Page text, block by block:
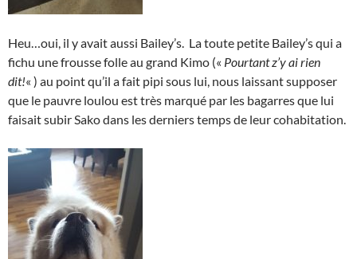
Heu…oui, il y avait aussi Bailey’s. La toute petite Bailey’s qui a
fichu une frousse folle au grand Kimo (« Pourtant z’y ai rien
dit!« ) au point qu’il a fait pipi sous lui, nous laissant supposer
que le pauvre loulou est très marqué par les bagarres que lui
faisait subir Sako dans les derniers temps de leur cohabitation.